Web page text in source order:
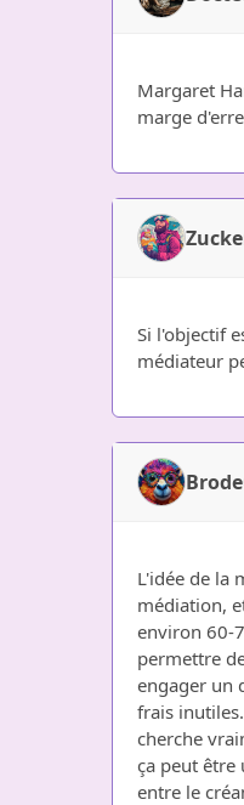
Margaret
marge
Si l'objectif
médiateur
L'idée de la
médiation,
environ 60-
permettre
engager un
frais
cherche
ça peut être
entre le